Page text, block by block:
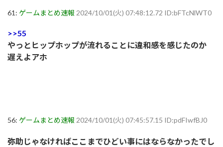
61: ゲームまとめ速報 2024/10/01(火) 07:48:12.72 ID:bFTcNlWT0
>>55
やっとヒップホップが流れることに違和感を感じたのか
遅えよアホ
56: ゲームまとめ速報 2024/10/01(火) 07:45:57.15 ID:pdFIwfBJ0
弥助じゃなければここまでひどい事にはならなかったでし